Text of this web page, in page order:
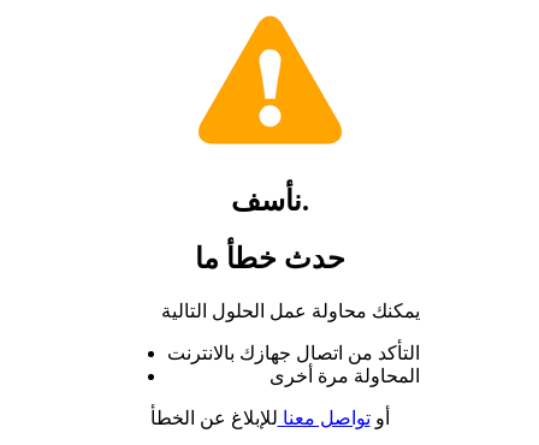
نأسف.
حدث خطأ ما
يمكنك محاولة عمل الحلول التالية
التأكد من اتصال جهازك بالانترنت
المحاولة مرة أخرى
أوتواصل معنا للإبلاغ عن الخطأ